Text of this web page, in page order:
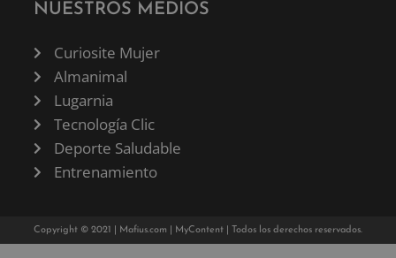
NUESTROS MEDIOS
Curiosite Mujer
Almanimal
Lugarnia
Tecnología Clic
Deporte Saludable
Entrenamiento
Copyright © 2021 | Mafius.com MyContent | Todos los derechos reservados.